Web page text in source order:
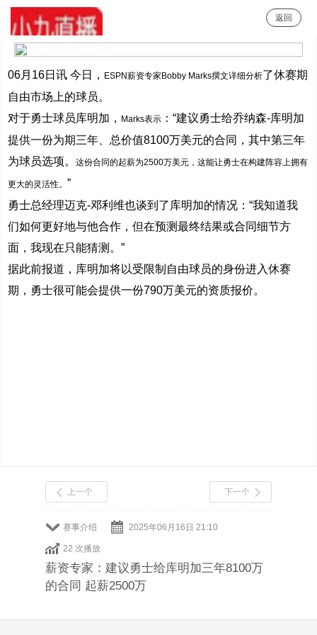
小9直播
返回
06月16日讯 今日， ESPN薪资专家Bobby Marks撰文详细分析了休赛期
自由市场上的球员。
对于勇士球员库明加，
Marks表示 ：“建议勇士给乔纳森-库明加
提供一份为期三年、总价值8100万美元的合同，其中第三年
为球员选项。这份合同的起薪为2500万美元，这能让勇士在构建阵容上拥有
更大的灵活性。”
勇士总经理迈克-邓利维也谈到了库明加的情况：“我知道我
们如何更好地与他合作，但在预测最终结果或合同细节方
面，我现在只能猜测。”
据此前报道，库明加将以受限制自由球员的身份进入休赛
期，勇士很可能会提供一份790万美元的资质报价。
赛事介绍 2025年06月16日 21:10
22 次播放
上一个 下一个
薪资专家：建议勇士给库明加三年8100万
的合同 起薪2500万